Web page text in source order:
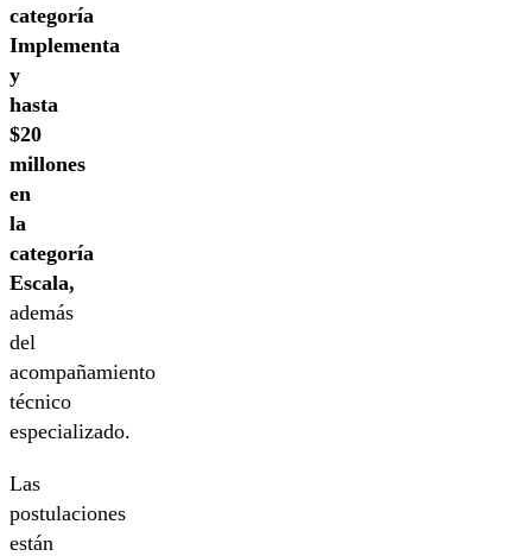
categoría
Implementa
y
hasta
$20
millones
en
la
categoría
Escala,
además
del
acompañamiento
técnico
especializado.
Las
postulaciones
están